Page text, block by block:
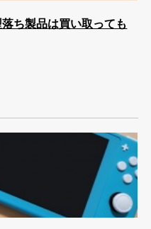
ち製品は買い取っても